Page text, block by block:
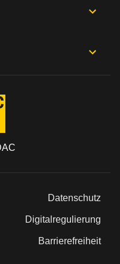
Datenschutz
Digitalregulierung
Barrierefreiheit